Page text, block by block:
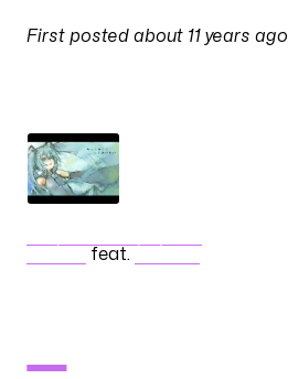
First posted about 11 years ago
feat.